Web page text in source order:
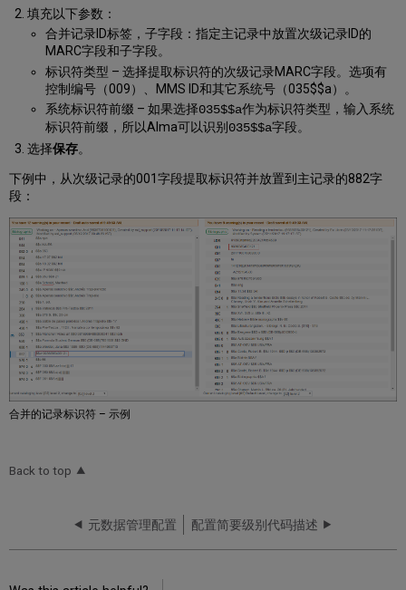
填充以下参数：
合并记录ID标签，子字段：指定主记录中放置次级记录ID的
MARC字段和子字段。
标识符类型 – 选择提取标识符的次级记录MARC字段。选项有
控制编号（009）、MMS ID和其它系统号（035$$a）。
系统标识符前缀 – 如果选择035$$a作为标识符类型，输入系统
标识符前缀，所以Alma可以识别 035$$a字段。
选择保存。
下例中，从次级记录的001字段提取标识符并放置到主记录的882字
段：
合并的记录标识符 – 示例
Back to top
元数据管理配置 配置简要级别代码描述